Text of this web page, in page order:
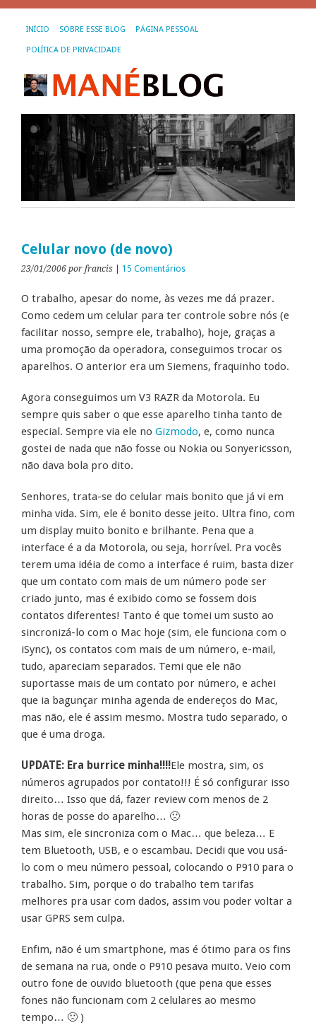
INÍCIO SOBRE ESSE BLOG PÁGINA PESSOAL
POLÍTICA DE PRIVACIDADE
Celular novo (de novo)
23/01/2006 por francis 15 Comentários
O trabalho, apesar do nome, às vezes me dá prazer.
Como cedem um celular para ter controle sobre nós (e
facilitar nosso, sempre ele, trabalho), hoje, graças a
uma promoção da operadora, conseguimos trocar os
aparelhos. O anterior era um Siemens, fraquinho todo.
Agora conseguimos um V3 RAZR da Motorola. Eu
sempre quis saber o que esse aparelho tinha tanto de
especial. Sempre via ele no Gizmodo, e, como nunca
gostei de nada que não fosse ou Nokia ou Sonyericsson,
não dava bola pro dito.
Senhores, trata-se do celular mais bonito que já vi em
minha vida. Sim, ele é bonito desse jeito. Ultra fino, com
um display muito bonito e brilhante. Pena que a
interface é a da Motorola, ou seja, horrível. Pra vocês
terem uma idéia de como a interface é ruim, basta dizer
que um contato com mais de um número pode ser
criado junto, mas é exibido como se fossem dois
contatos diferentes! Tanto é que tomei um susto ao
sincronizá-lo com o Mac hoje (sim, ele funciona com o
iSync), os contatos com mais de um número, e-mail,
tudo, apareciam separados. Temi que ele não
suportasse mais de um contato por número, e achei
que ia bagunçar minha agenda de endereços do Mac,
mas não, ele é assim mesmo. Mostra tudo separado, o
que é uma droga.
UPDATE: Era burrice minha!!!!Ele mostra, sim, os
números agrupados por contato!!! É só configurar isso
direito… Isso que dá, fazer review com menos de 2
horas de posse do aparelho… 🙁
Mas sim, ele sincroniza com o Mac… que beleza… E
tem Bluetooth, USB, e o escambau. Decidi que vou usá-
lo com o meu número pessoal, colocando o P910 para o
trabalho. Sim, porque o do trabalho tem tarifas
melhores pra usar com dados, assim vou poder voltar a
usar GPRS sem culpa.
Enfim, não é um smartphone, mas é ótimo para os fins
de semana na rua, onde o P910 pesava muito. Veio com
outro fone de ouvido bluetooth (que pena que esses
fones não funcionam com 2 celulares ao mesmo
tempo… 🙁 )